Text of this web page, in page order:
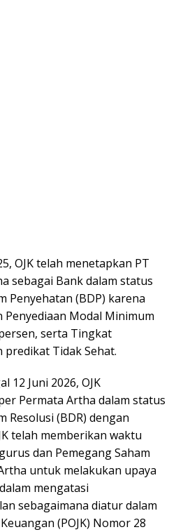
OJK telah menetapkan PT
sebagai Bank dalam status
Penyehatan (BDP) karena
Penyediaan Modal Minimum
serta Tingkat
predikat Tidak Sehat.
12 Juni 2026, OJK
Permata Artha dalam status
Resolusi (BDR) dengan
telah memberikan waktu
dan Pemegang Saham
untuk melakukan upaya
mengatasi
sebagaimana diatur dalam
(POJK) Nomor 28